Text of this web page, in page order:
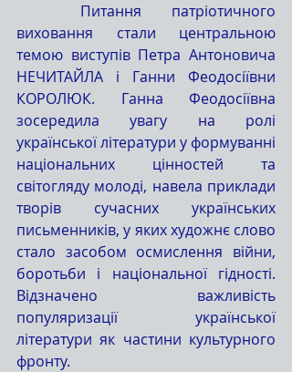
виховання стали центральною
темою виступів Петра Антоновича
НЕЧИТАЙЛА і Ганни Феодосіївни
КОРОЛЮК. Ганна Феодосіївна
зосередила увагу на ролі
української літератури у формуванні
національних цінностей та
світогляду молоді, навела приклади
творів сучасних українських
письменників, у яких художнє слово
стало засобом осмислення війни,
боротьби і національної гідності.
Відзначено важливість
популяризації української
літератури як частини культурного
фронту.